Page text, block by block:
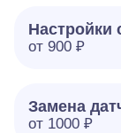
Настройки
от 900 ₽
Замена
от 1000 ₽